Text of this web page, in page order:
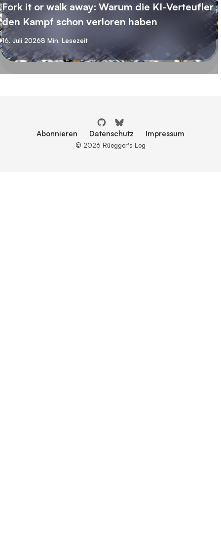
Fork it or walk away: Warum die KI-Verteufler
den Kampf schon verloren haben
16. Juli 20268 Min. Lesezeit
Abonnieren Datenschutz Impressum
© 2026 Rüegger's Log